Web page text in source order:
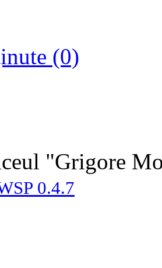
(0)
"Grigore
0.4.7